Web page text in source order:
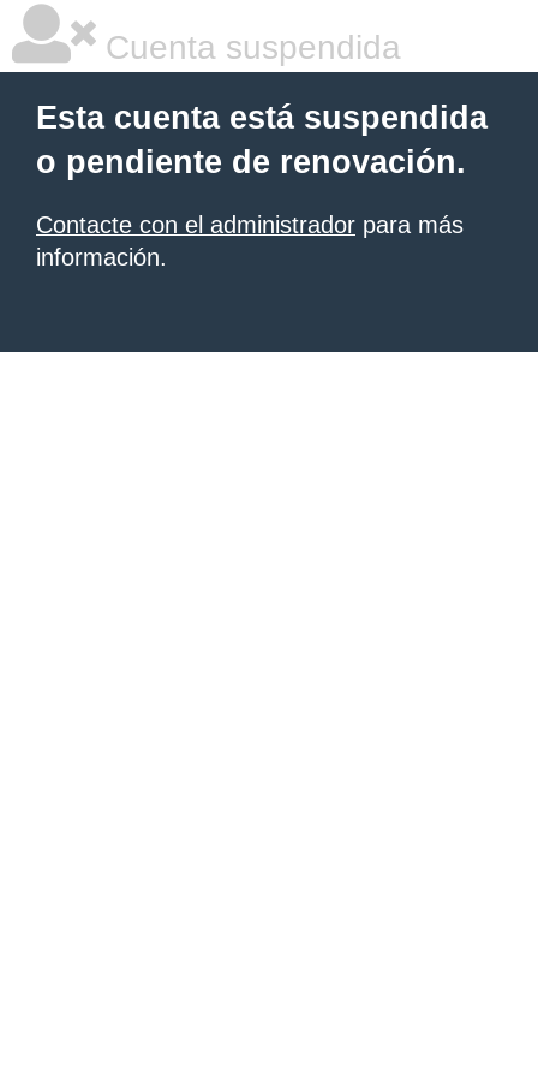
Cuenta suspendida
Esta cuenta está suspendida
o pendiente de renovación.
Contacte con el administrador para más
información.